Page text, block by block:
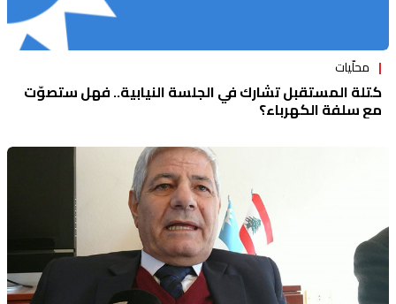
محلّيات
كتلة المستقبل تشارك في الجلسة النيابية.. فهل ستصوّت
مع سلفة الكهرباء؟